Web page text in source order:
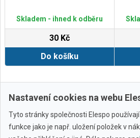
Skladem - ihned k odběru
30 Kč
Do košíku
Zobrazit další
Nastavení cookies na webu
Tyto stránky společnosti Elespo
funkce jako je např. uložení položek v